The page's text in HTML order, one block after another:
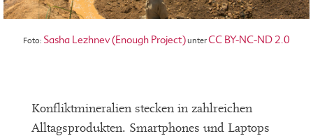
Foto: Sasha Lezhnev (Enough Project)unterCC BY-NC-ND 2.0
Konfliktmineralien stecken in zahlreichen
Alltagsprodukten. Smartphones und Laptops